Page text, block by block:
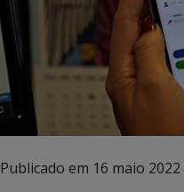
Publicado em 16 maio 2022